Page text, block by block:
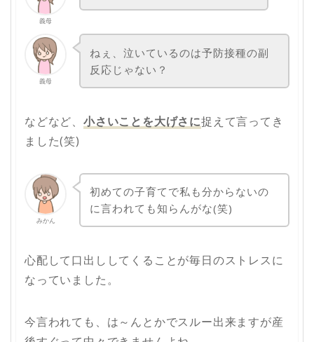
義母
義母
ねぇ、泣いているのは予防接種の副
反応じゃない？
などなど、 小さいことを大げさに捉えて言ってき
ました(笑)
みかん
初めての子育てで私も分からないの
に言われても知らんがな(笑)
心配して口出ししてくることが毎日のストレスに
なっていました。
今言われても、は～んとかでスルー出来ますが産